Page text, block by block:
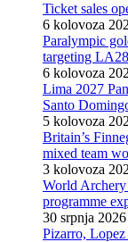
Ticket sales
6 kolovoza
Paralympic
targeting
6 kolovoza
Lima 2027
Santo
5 kolovoza
Britain’s
mixed team
3 kolovoza
World
programme
30 srpnja 2026
Pizarro,